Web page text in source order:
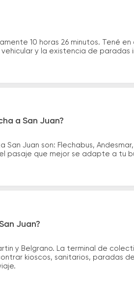
10 horas 26 minutos. Tené
y la existencia de paradas
a San Juan?
Juan son: Flechabus,
pasaje que mejor se adapte a tu
Juan?
y Belgrano. La terminal de
kioscos, sanitarios, paradas